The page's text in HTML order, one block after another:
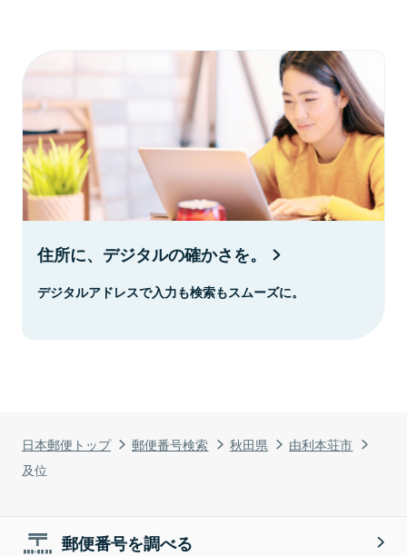
日本郵便トップ 郵便番号検索 秋田県
由利本荘市
及位
住所に、デジタルの確かさを。
デジタルアドレスで入力も検索もスムーズに。
郵便番号を調べる